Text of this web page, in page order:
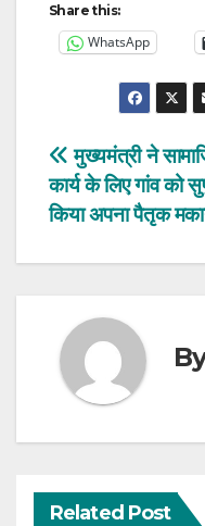
Share this:
WhatsApp
Post
मुख्यमंत्री ने
कार्य के लिए गांव को
किया अपना पैतृक
Related Post